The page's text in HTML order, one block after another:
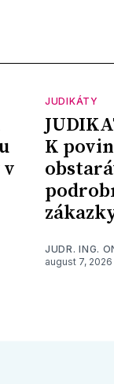
JUDIKÁTY
K
JUDR. ING.
august 7, 2026